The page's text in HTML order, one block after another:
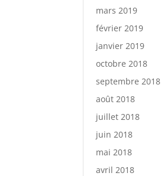
mars 2019
février 2019
janvier 2019
octobre 2018
septembre 2018
août 2018
juillet 2018
juin 2018
mai 2018
avril 2018